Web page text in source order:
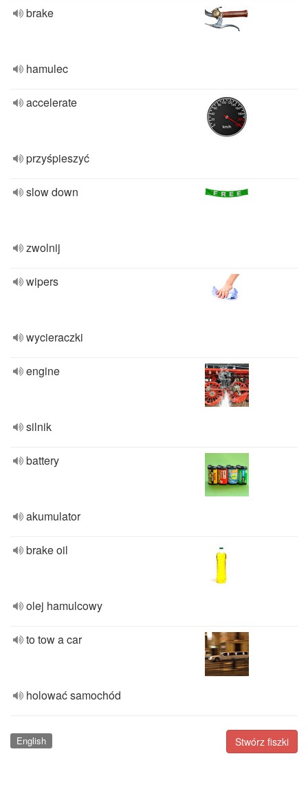
brake
hamulec
accelerate
przyśpieszyć
slow down
zwolnij
wipers
wycieraczki
engine
silnik
battery
akumulator
brake oil
olej hamulcowy
to tow a car
holować samochód
Stwórz fiszki
English